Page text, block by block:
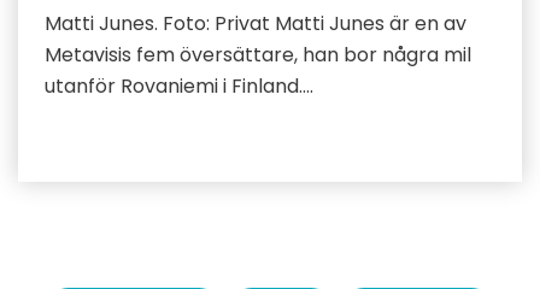
Matti Junes. Foto: Privat Matti Junes är en av
Metavisis fem översättare, han bor några mil
utanför Rovaniemi i Finland….